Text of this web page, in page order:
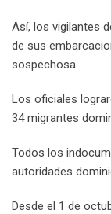
Así, los vigilantes
de sus
sospechosa.
Los oficiales
34 migrantes
Todos los
autoridades
Desde el 1 de